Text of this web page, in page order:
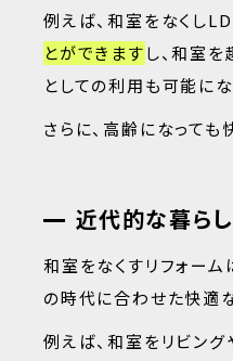
例えば、和室をなくし
とができますし、和室
としての利用も可能にな
さらに、高齢になって
近代的な暮ら
和室をなくすリフォー
の時代に合わせた快適
例えば、和室をリビン